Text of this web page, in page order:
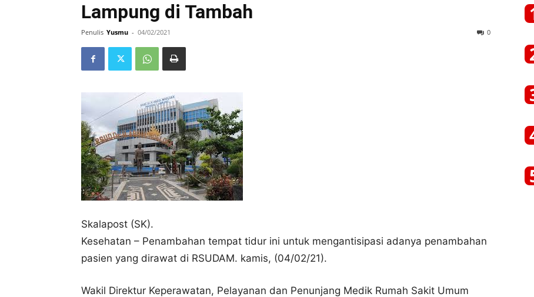
Lampung di Tambah
Penulis Yusmu - 04/02/2021 0
Skalapost (SK).
Kesehatan – Penambahan tempat tidur ini untuk mengantisipasi adanya penambahan
pasien yang dirawat di RSUDAM. kamis, (04/02/21).
Wakil Direktur Keperawatan, Pelayanan dan Penunjang Medik Rumah Sakit Umum